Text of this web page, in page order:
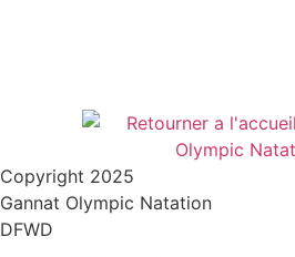
Copyright 2025
Gannat Olympic Natation
DFWD